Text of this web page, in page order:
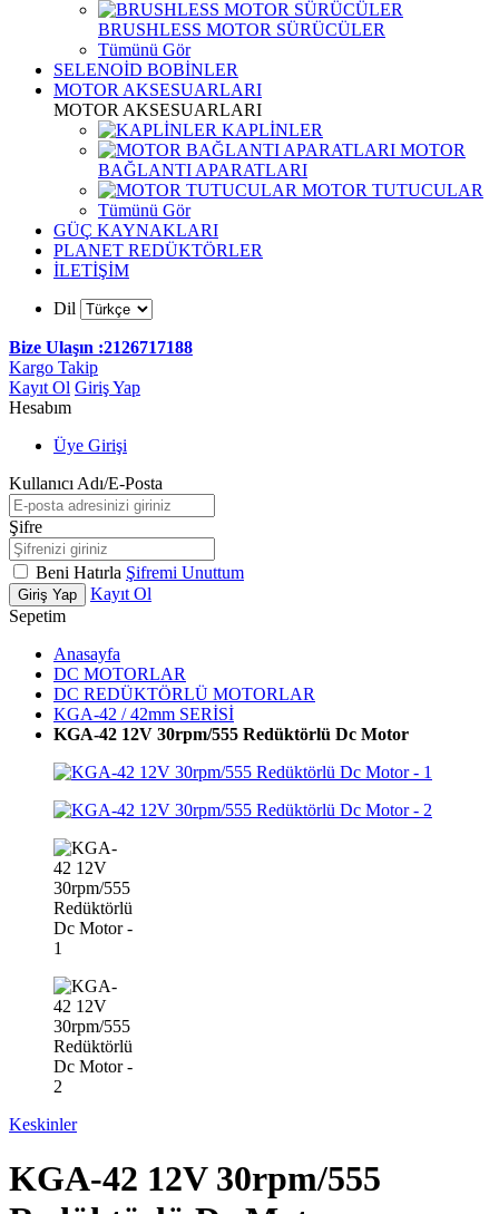
BRUSHLESS MOTOR SÜRÜCÜLER
Tümünü Gör
SELENOİD BOBİNLER
MOTOR AKSESUARLARI
MOTOR AKSESUARLARI
KAPLİNLER
MOTOR
BAĞLANTI APARATLARI
MOTOR TUTUCULAR
Tümünü Gör
GÜÇ KAYNAKLARI
PLANET REDÜKTÖRLER
İLETİŞİM
Dil
Bize Ulaşın :2126717188
Kargo Takip
Kayıt Ol Giriş Yap
Hesabım
Üye Girişi
Kullanıcı Adı/E-Posta
Şifre
Beni Hatırla Şifremi Unuttum
Giriş Yap
Kayıt Ol
Sepetim
Anasayfa
DC MOTORLAR
DC REDÜKTÖRLÜ MOTORLAR
KGA-42 / 42mm SERİSİ
KGA-42 12V 30rpm/555 Redüktörlü Dc Motor
Keskinler
KGA-42 12V 30rpm/555